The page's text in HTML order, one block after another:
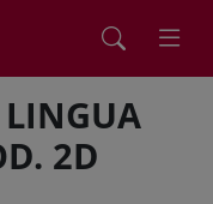
LINGUA
2D